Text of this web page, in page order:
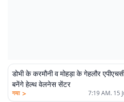
डोभी के करमौनी व मोहड़ा के गेहलौर
बनेंगे हेल्थ वेलनेस सेंटर
गया > 7:19 AM. 15